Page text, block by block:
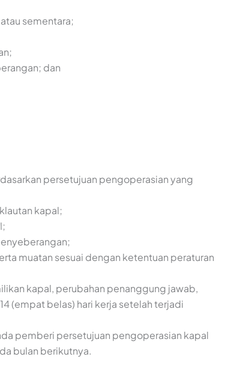
sementara;
dan
persetujuan pengoperasian yang
kapal;
muatan sesuai dengan ketentuan peraturan
kapal, perubahan penanggung jawab,
(empat belas) hari kerja setelah terjadi
pemberi persetujuan pengoperasian kapal
bulan berikutnya.